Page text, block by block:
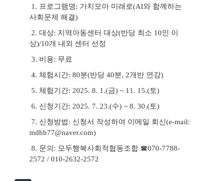
1 . 프로그램명: 가치모아 미래로(AI와 함께하는
사회문제 해결)
2. 대상: 지역아동센터 대상(반당 최소 10인 이
상)/10개 내외 센터 선정
3. 비용: 무료
4. 체험시간: 80분(반당 40분, 2개반 연강)
5. 체험기간: 2025. 8. 1.(금) ~ 11. 15.(토)
6. 신청기간: 2025. 7. 23.(수) ~ 8. 30.(토)
7. 신청방법: 신청서 작성하여 이메일 회신 (e-mail:
mdhb77@naver.com)
8. 문의 : 모두행복사회적협동조합 ☎070-7788-
2572 / 010-2632-2572